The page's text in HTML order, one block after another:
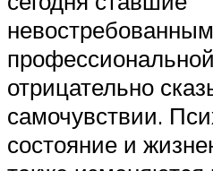
отрицательно
самочувствии.
состояние и